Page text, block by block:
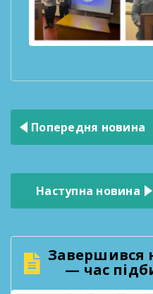
Навігація
записів
Попередня новина
Наступна новина
Завершився
— час